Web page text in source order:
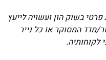
בשוק הון ועשויה לייעץ
מדד המסוקר או כל נייר